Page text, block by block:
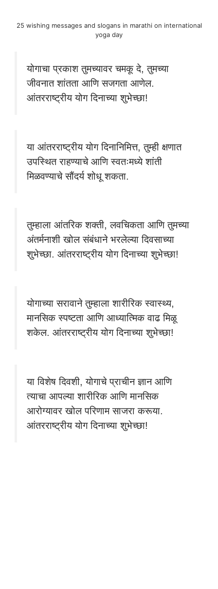
25 wishing messages and slogans in marathi on international
yoga day
योगाचा प्रकाश तुमच्यावर चमकू दे, तुमच्या
जीवनात शांतता आणि सजगता आणेल.
आंतरराष्ट्रीय योग दिनाच्या शुभेच्छा!
या आंतरराष्ट्रीय योग दिनानिमित्त, तुम्ही क्षणात
उपस्थित राहण्याचे आणि स्वतःमध्ये शांती
मिळवण्याचे सौंदर्य शोधू शकता.
तुम्हाला आंतरिक शक्ती, लवचिकता आणि तुमच्या
अंतर्मनाशी खोल संबंधाने भरलेल्या दिवसाच्या
शुभेच्छा. आंतरराष्ट्रीय योग दिनाच्या शुभेच्छा!
योगाच्या सरावाने तुम्हाला शारीरिक स्वास्थ्य,
मानसिक स्पष्टता आणि आध्यात्मिक वाढ मिळू
शकेल. आंतरराष्ट्रीय योग दिनाच्या शुभेच्छा!
या विशेष दिवशी, योगाचे प्राचीन ज्ञान आणि
त्याचा आपल्या शारीरिक आणि मानसिक
आरोग्यावर खोल परिणाम साजरा करूया.
आंतरराष्ट्रीय योग दिनाच्या शुभेच्छा!